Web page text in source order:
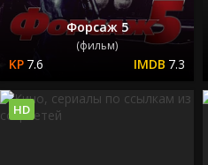
Форсаж 5
(фильм)
7.6 7.3
HD